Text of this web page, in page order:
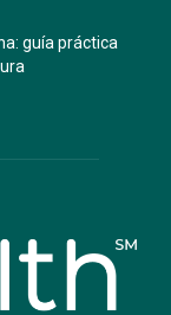
guía práctica